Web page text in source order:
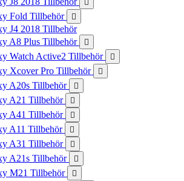

Fold Tillbehör 
J4 2018 Tillbehör
A8 Plus Tillbehör

Watch Active2 Tillbehör 
Xcover Pro Tillbehör 
A20s Tillbehör 
A21 Tillbehör 
A41 Tillbehör 
A11 Tillbehör 
A31 Tillbehör 
A21s Tillbehör 
M21 Tillbehör 